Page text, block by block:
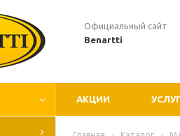
Официальный сайт
Benartti
АКЦИИ